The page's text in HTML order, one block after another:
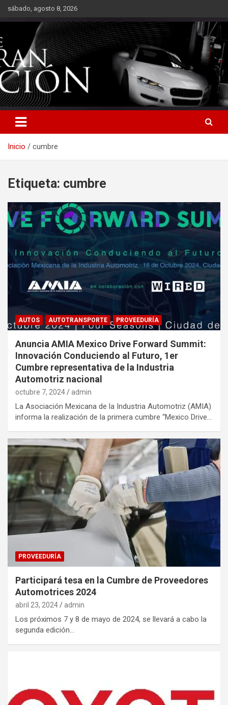
Saltarsábado, agosto 8, 2026
Inicio cumbre
Etiqueta: cumbre
AUTOS AUTOTRANSPORTE PROVEEDURÍA
Anuncia AMIA Mexico Drive Forward Summit:
Innovación Conduciendo al Futuro, 1er
Cumbre representativa de la Industria
Automotriz nacional
octubre 7, 2024 admin
La Asociación Mexicana de la Industria Automotriz (AMIA)
informa la realización de la primera cumbre “Mexico Drive…
PROVEEDURÍA
Participará tesa en la Cumbre de Proveedores
Automotrices 2024
abril 23, 2024 admin
Los próximos 7 y 8 de mayo de 2024, se llevará a cabo la
segunda edición…